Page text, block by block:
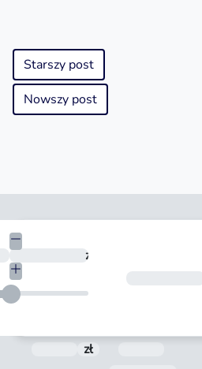
Starszy post
Nowszy post
Kwota
zł
zł